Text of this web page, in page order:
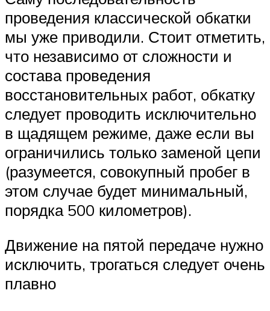
проведения классической обкатки
мы уже приводили. Стоит отметить,
что независимо от сложности и
состава проведения
восстановительных работ, обкатку
следует проводить исключительно
в щадящем режиме, даже если вы
ограничились только заменой цепи
(разумеется, совокупный пробег в
этом случае будет минимальный,
порядка 500 километров).
Движение на пятой передаче нужно
исключить, трогаться следует очень
плавно